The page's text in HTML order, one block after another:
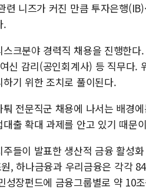
련 니즈가 커진 만큼 투자은행
.
크분야 경력직 채용을 진행한
신 감리(공인회계사) 등 직무다.
기 위한 조치로 풀이된다.
퉈 전문직군 채용에 나서는 배경
대출 확대 과제를 안고 있기 때문
주들이 발표한 생산적 금융 활성
, 하나금융과 우리금융은 각각
성장펀드에 금융그룹별로 약 10